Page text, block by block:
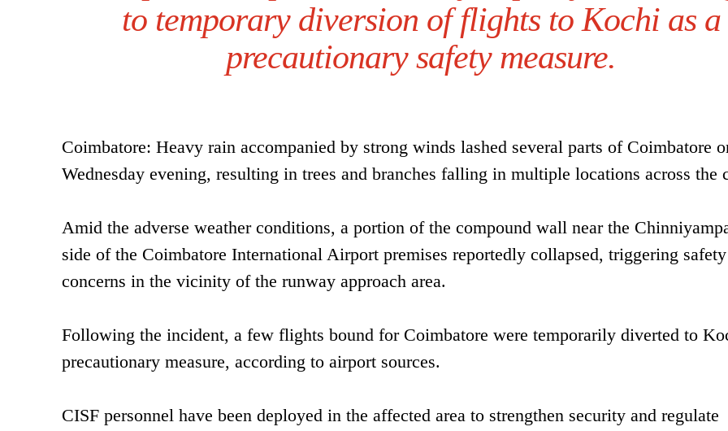
to temporary diversion of flights to Kochi as a
precautionary safety measure.
Coimbatore: Heavy rain accompanied by strong winds lashed several parts of Coimbatore
Wednesday evening, resulting in trees and branches falling in multiple locations across the
Amid the adverse weather conditions, a portion of the compound wall near the
side of the Coimbatore International Airport premises reportedly collapsed, triggering safety
concerns in the vicinity of the runway approach area.
Following the incident, a few flights bound for Coimbatore were temporarily diverted to
precautionary measure, according to airport sources.
CISF personnel have been deployed in the affected area to strengthen security and regulate